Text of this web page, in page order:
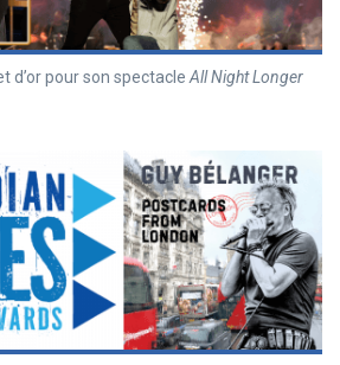
d’or pour son spectacle All Night Longer